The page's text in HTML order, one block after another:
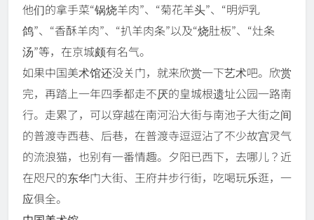
他们的拿手菜“锅烧羊肉”、“菊花羊头”、“明炉乳
鸽”、“香酥羊肉”、“扒羊肉条”以及“烧肚板”、“灶条
汤”等，在京城颇有名气。
如果中国美术馆还没关门，就来欣赏一下艺术吧。欣赏
完，再踏上一年四季都走不厌的皇城根遗址公园一路南
行。走累了，可以穿越在南河沿大街与南池子大街之间
的普渡寺西巷、后巷，在普渡寺逗逗沾了不少故宫灵气
的流浪猫，也别有一番情趣。夕阳已西下，去哪儿？近
在咫尺的东华门大街、王府井步行街，吃喝玩乐逛，一
应俱全。